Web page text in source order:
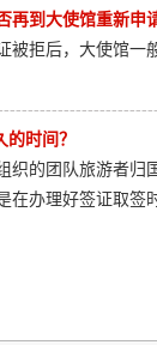
再到大使馆重新申
被拒后，大使馆一
时间？
织的团队旅游者归
在办理好签证取签